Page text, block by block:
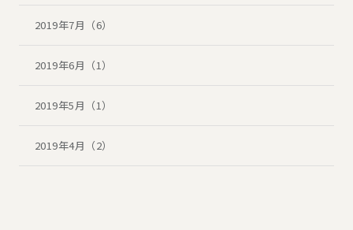
2019年7月（6）
2019年6月（1）
2019年5月（1）
2019年4月（2）